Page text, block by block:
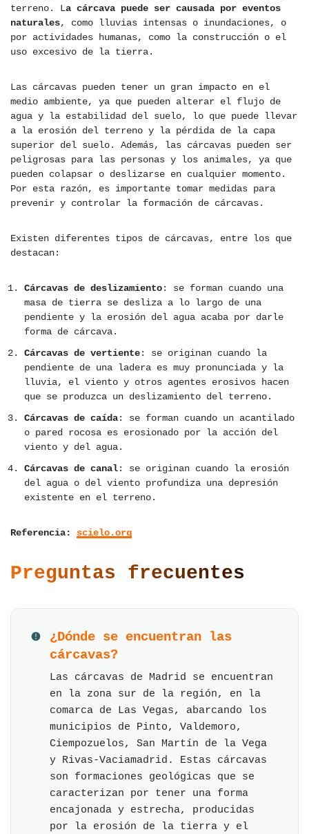
terreno. La cárcava puede ser causada por eventos
naturales, como lluvias intensas o inundaciones, o
por actividades humanas, como la construcción o el
uso excesivo de la tierra.
Las cárcavas pueden tener un gran impacto en el
medio ambiente, ya que pueden alterar el flujo de
agua y la estabilidad del suelo, lo que puede llevar
a la erosión del terreno y la pérdida de la capa
superior del suelo. Además, las cárcavas pueden ser
peligrosas para las personas y los animales, ya que
pueden colapsar o deslizarse en cualquier momento.
Por esta razón, es importante tomar medidas para
prevenir y controlar la formación de cárcavas.
Existen diferentes tipos de cárcavas, entre los que
destacan:
Cárcavas de deslizamiento: se forman cuando una
masa de tierra se desliza a lo largo de una
pendiente y la erosión del agua acaba por darle
forma de cárcava.
Cárcavas de vertiente: se originan cuando la
pendiente de una ladera es muy pronunciada y la
lluvia, el viento y otros agentes erosivos hacen
que se produzca un deslizamiento del terreno.
Cárcavas de caída: se forman cuando un acantilado
o pared rocosa es erosionado por la acción del
viento y del agua.
Cárcavas de canal: se originan cuando la erosión
del agua o del viento profundiza una depresión
existente en el terreno.
Referencia: scielo.org
Preguntas frecuentes
¿Dónde se encuentran las
cárcavas?
Las cárcavas de Madrid se encuentran
en la zona sur de la región, en la
comarca de Las Vegas, abarcando los
municipios de Pinto, Valdemoro,
Ciempozuelos, San Martín de la Vega
y Rivas-Vaciamadrid. Estas cárcavas
son formaciones geológicas que se
caracterizan por tener una forma
encajonada y estrecha, producidas
por la erosión de la tierra y el